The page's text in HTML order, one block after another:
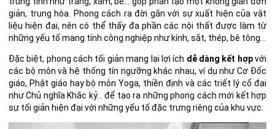
giản, trung hòa. Phong cách ra đời gắn với sự xuất hiện của vật
liệu hiện đại, nên có thể thấy đa phần các nội thất được làm từ
những yếu tố mang tính công nghiệp như kính, sắt, thép, bê tông…
Đặc biệt, phong cách tối giản mang lại lợi ích dễ dàng kết hợpvới
các bộ môn và hệ thống tín ngưỡng khác nhau, ví dụ như Cơ Đốc
giáo, Phật giáo hay bộ môn Yoga, thiền định và các triết lý cổ đại
như Chủ nghĩa Khắc kỷ… để tạo ra những phong cách mới kết hợp
sự tối giản hiện đại với những yếu tố đặc trưng riêng của khu vực.